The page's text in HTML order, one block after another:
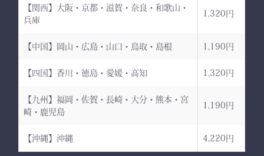
【関西】大阪・京都・滋賀・奈良・和歌山・
兵庫
1,320円
【中国】岡山・広島・山口・鳥取・島根 1,190円
【四国】香川・徳島・愛媛・高知 1,320円
【九州】福岡・佐賀・長崎・大分・熊本・宮
崎・鹿児島
1,190円
【沖縄】沖縄 4,220円